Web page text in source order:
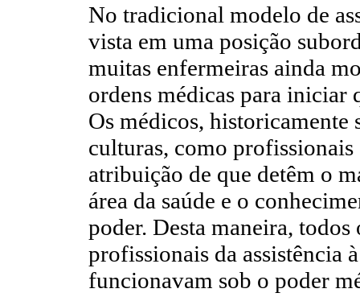
No tradicional modelo de
vista em uma posição
muitas enfermeiras ainda
ordens médicas para iniciar
Os médicos, historicamente
culturas, como
atribuição de que detêm o
área da saúde e o
poder. Desta maneira,
profissionais da assistência
funcionavam sob o poder